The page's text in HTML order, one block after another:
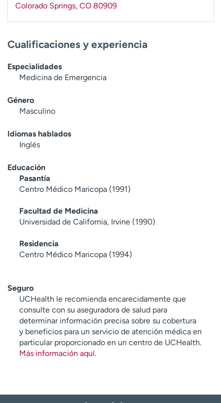
Colorado Springs, CO 80909
Cualificaciones y experiencia
Especialidades
Medicina de Emergencia
Género
Masculino
Idiomas hablados
Inglés
Educación
Pasantía
Centro Médico Maricopa (1991)
Facultad de Medicina
Universidad de California, Irvine (1990)
Residencia
Centro Médico Maricopa (1994)
Seguro
UCHealth le recomienda encarecidamente que
consulte con su aseguradora de salud para
determinar información precisa sobre su cobertura
y beneficios para un servicio de atención médica en
particular proporcionado en un centro de UCHealth.
Más información aquí.